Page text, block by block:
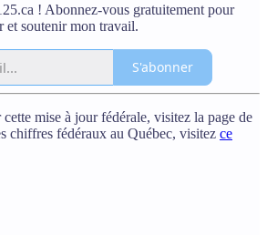
! Abonnez-vous gratuitement pour
et soutenir mon travail.
S'abonner
mise à jour fédérale, visitez la page de
chiffres fédéraux au Québec, visitez ce